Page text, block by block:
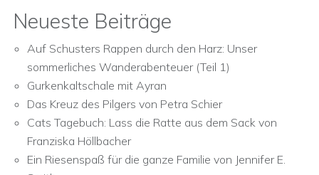
Neueste Beiträge
Auf Schusters Rappen durch den Harz: Unser
sommerliches Wanderabenteuer (Teil 1)
Gurkenkaltschale mit Ayran
Das Kreuz des Pilgers von Petra Schier
Cats Tagebuch: Lass die Ratte aus dem Sack von
Franziska Höllbacher
Ein Riesenspaß für die ganze Familie von Jennifer E.